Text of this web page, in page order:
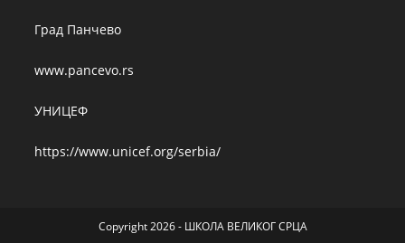
Град Панчево
www.pancevo.rs
УНИЦЕФ
https://www.unicef.org/serbia/
Copyright 2026 - ШКОЛА ВЕЛИКОГ СРЦА